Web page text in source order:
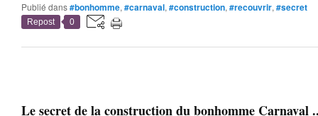
Publié dans#bonhomme, #carnaval, #construction, #recouvrir, #secret
Repost 0
Le secret de la construction du bonhomme Carnaval